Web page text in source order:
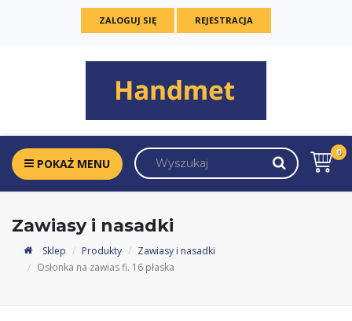
ZALOGUJ SIĘ REJESTRACJA
POKAŻ MENU
0
Zawiasy i nasadki
Sklep Produkty
Zawiasy i nasadki
Osłonka na zawias fi. 16 płaska